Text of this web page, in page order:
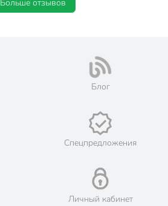
Больше отзывов
Блог
Спецпредложения
Личный кабинет